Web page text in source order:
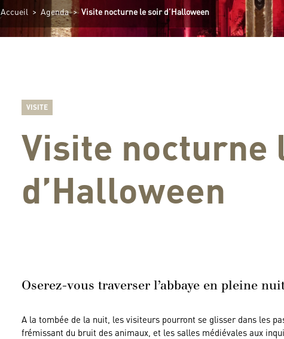
Accueil > Agenda > Visite nocturne le soir d’Halloween
VISITE
Visite nocturne
d’Halloween
Oserez-vous traverser l’abbaye en pleine
A la tombée de la nuit, les visiteurs pourront se glisser dans les
frémissant du bruit des animaux, et les salles médiévales aux